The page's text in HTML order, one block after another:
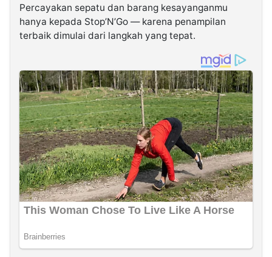
Percayakan sepatu dan barang kesayanganmu
hanya kepada Stop’N’Go — karena penampilan
terbaik dimulai dari langkah yang tepat.